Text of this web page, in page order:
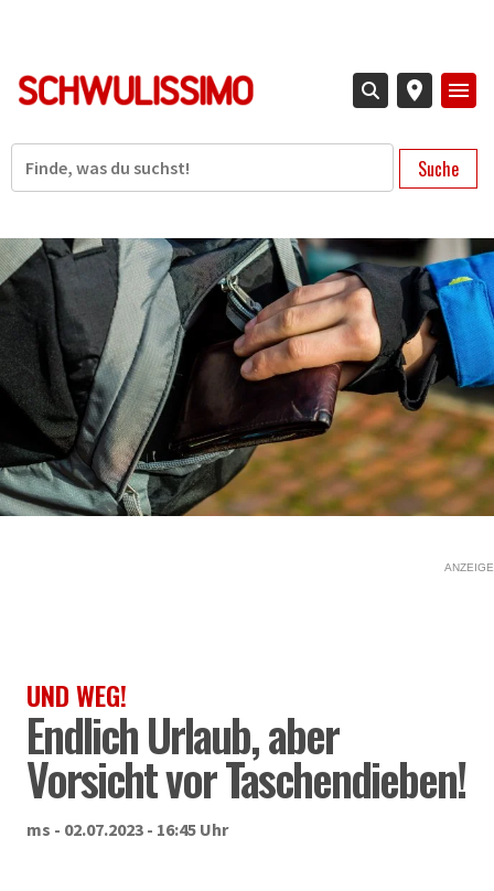
Suche
ANZEIGE
UND WEG!
Endlich Urlaub, aber
Vorsicht vor Taschendieben!
ms - 02.07.2023 - 16:45 Uhr